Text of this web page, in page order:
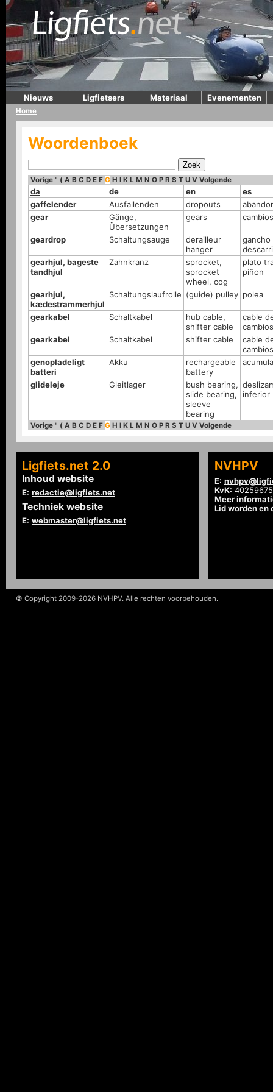
Nieuws Ligfietsers Materiaal Evenementen
Home
Woordenboek
Vorige " ( A B C D E F G H I K L M N O P R S T U V Volgende
da de en
es
gaffelender
Ausfallenden dropouts
gear
Gänge,
Übersetzungen
gears cambios
geardrop Schaltungsauge
derailleur
hanger
gancho
gearhjul, bageste
tandhjul
Zahnkranz
sprocket,
sprocket
wheel, cog
plato
piñon
gearhjul,
kædestrammerhjul
Schaltungslaufrolle (guide) pulley polea
gearkabel Schaltkabel
hub cable,
shifter cable
cable
cambios
gearkabel
Schaltkabel shifter cable
cable
cambios
genopladeligt
batteri
Akku
rechargeable
battery
glideleje Gleitlager
bush bearing,
slide bearing,
sleeve
bearing
inferior
Vorige " ( A B C D E F G H I K L M N O P R S T U V Volgende
Ligfiets.net 2.0
Inhoud website
E: redactie@ligfiets.net
Techniek website
E: webmaster@ligfiets.net
NVHPV
E:
KvK: 40259675
Meer
Lid worden en
© Copyright 2009-2026 NVHPV. Alle rechten voorbehouden.